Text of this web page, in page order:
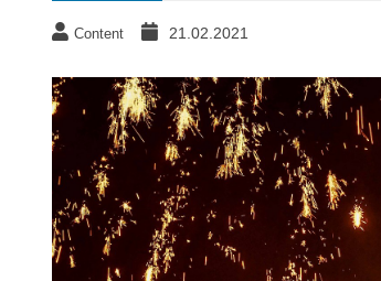
Content 21.02.2021